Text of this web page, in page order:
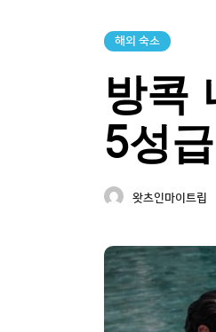
해외 숙소
방콕
5성
왓츠인마이트립